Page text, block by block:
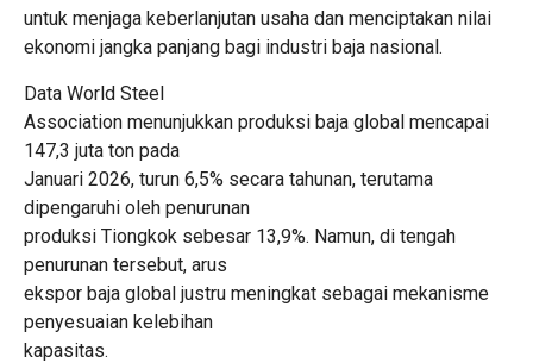
untuk menjaga keberlanjutan usaha dan menciptakan nilai
ekonomi jangka panjang bagi industri baja nasional.
Data World Steel
Association menunjukkan produksi baja global mencapai
147,3 juta ton pada
Januari 2026, turun 6,5% secara tahunan, terutama
dipengaruhi oleh penurunan
produksi Tiongkok sebesar 13,9%. Namun, di tengah
penurunan tersebut, arus
ekspor baja global justru meningkat sebagai mekanisme
penyesuaian kelebihan
kapasitas.